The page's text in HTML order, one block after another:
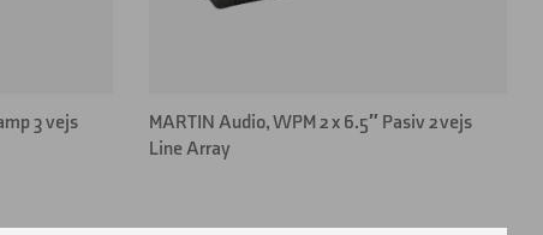
3 vejs
MARTIN Audio, WPM 2 x 6.5″ Pasiv 2 vejs
Line Array